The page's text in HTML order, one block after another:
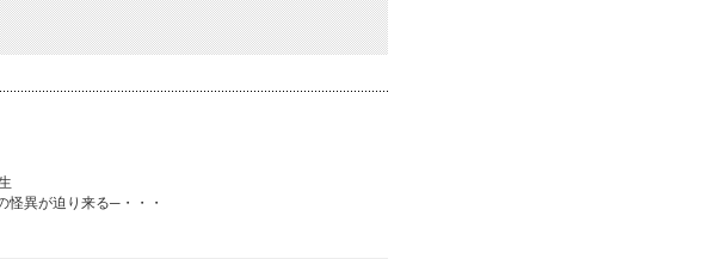
怪異が迫り来る─・・・